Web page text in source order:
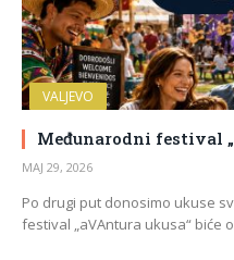
VALJEVO
Međunarodni festival
МАЈ 29, 2026
Po drugi put donosimo ukuse
festival „aVAntura ukusa“ biće